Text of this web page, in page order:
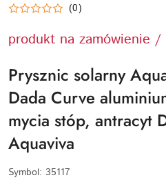
(0)
produkt na zamówienie /
Prysznic solarny
Dada Curve
mycia stóp, antracyt
Aquaviva
Symbol: 35117